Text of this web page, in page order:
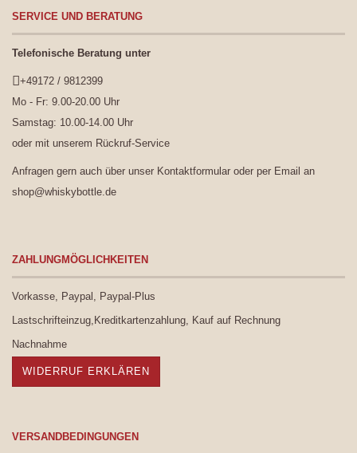
SERVICE UND BERATUNG
Telefonische Beratung unter
+49172 / 9812399
Mo - Fr: 9.00-20.00 Uhr
Samstag: 10.00-14.00 Uhr
oder mit unserem Rückruf-Service
Anfragen gern auch über unser Kontaktformular oder per Email an
shop@whiskybottle.de
ZAHLUNGMÖGLICHKEITEN
Vorkasse, Paypal, Paypal-Plus
Lastschrifteinzug,Kreditkartenzahlung, Kauf auf Rechnung
Nachnahme
WIDERRUF ERKLÄREN
VERSANDBEDINGUNGEN